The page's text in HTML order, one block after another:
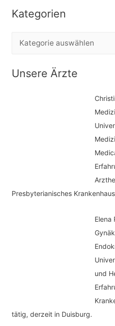
Kategorien
tUnsere Ärzte
Presbyterianisches
Elena
und
tätig, derzeit in Duisburg.